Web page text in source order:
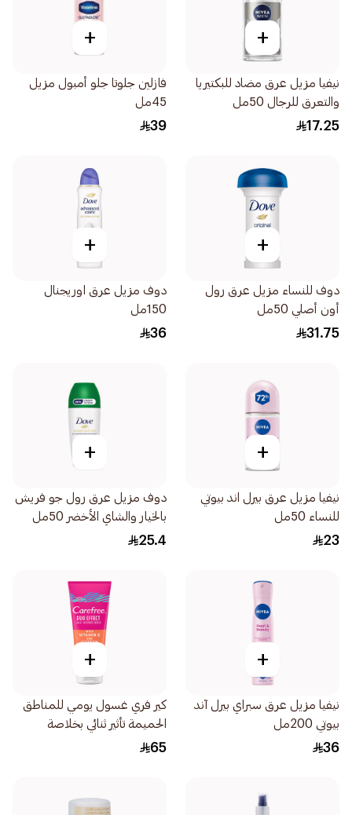
+
نيفيا مزيل عرق مضاد للبكتيريا
والتعرق للرجال 50مل
17.25
+
فازلين جلوتا جلو أمبول مزيل
45مل
39
+
دوف للنساء مزيل عرق رول
أون أصلي 50مل
31.75
+
دوف مزيل عرق اوريجنال
150مل
36
+
نيفيا مزيل عرق بيرل اند بيوتي
للنساء 50مل
23
+
دوف مزيل عرق رول جو فريش
بالخيار والشاي الأخضر 50مل
25.4
+
نيفيا مزيل عرق سبراي بيرل آند
بيوتي 200مل
36
+
كير فري غسول يومي للمناطق
الحميمة تأثير ثنائي بخلاصة
الفيتامين إي والقطن 200مل
65